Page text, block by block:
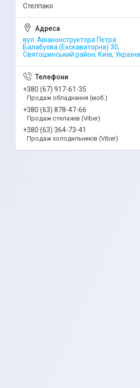
Стелпако
вул. Авіаконструктора Петра
Балабуєва (Екскаваторна) 30,
Святошинський район, Київ, Україна
+380 (67) 917-61-35
Продаж обладнання (моб.)
+380 (63) 878-47-66
Продаж стелажів (Viber)
+380 (63) 364-73-41
Продаж холодильників (Viber)